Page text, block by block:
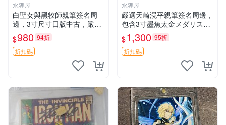
水狸屋
白聖女與黑牧師親筆簽名周
邊，3寸尺寸日版中古，嚴選
初瑕默認含原裝卡磚。快速發
貨僅存數量稀少。 和武葉佐
乃 規格 和武はざの 白聖女與
$980 94折
折扣碼
水狸屋
嚴選天崎滉平親筆簽名周邊，
包含3寸墨魚太金メダリスト
照片，附原裝卡磚與專用盒
裝，收藏推薦 天崎滉平 紙質
時尚 套裝
$1,300 95折
折扣碼